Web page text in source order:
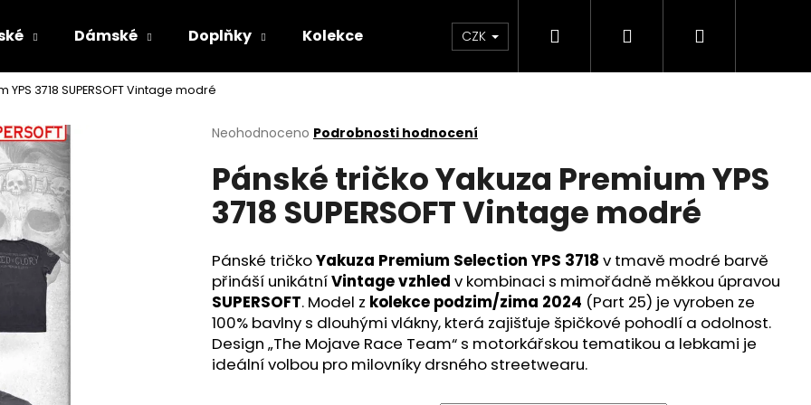
Dámské Doplňky Kolekce Kontakt Velkoobchod Obchodní
CZK Hledat PřihlášeníNákupní
3718 SUPERSOFT Vintage modré
Průměrné
produktu
je
0,0
z
hvězdiček.
Neohodnoceno Podrobnosti hodnocení
Pánské tričko Yakuza Premium YPS
3718 SUPERSOFT Vintage modré
Pánské tričkoYakuza Premium Selection YPS 3718 v tmavě modré barvě
přináší unikátníVintage vzhled v kombinaci s mimořádně měkkou úpravou
SUPERSOFT. Model z kolekce podzim/zima 2024 (Part 25) je vyroben ze
100% bavlny s dlouhými vlákny, která zajišťuje špičkové pohodlí a odolnost.
Design „The Mojave Race Team“ s motorkářskou tematikou a lebkami je
ideální volbou pro milovníky drsného streetwearu.
Co potřebujete najít?
HLEDAT
Doporučujeme
TRUCKER KŠILTOVKA